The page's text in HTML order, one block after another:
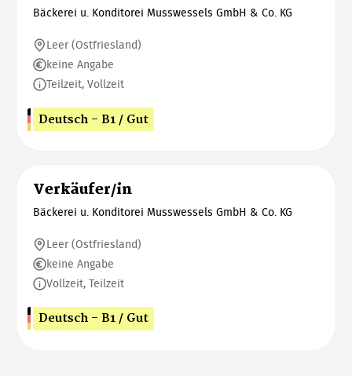
Bäckerei u. Konditorei Musswessels GmbH & Co. KG
Leer (Ostfriesland)
keine Angabe
Teilzeit, Vollzeit
Deutsch - B1 / Gut
Verkäufer/in
Bäckerei u. Konditorei Musswessels GmbH & Co. KG
Leer (Ostfriesland)
keine Angabe
Vollzeit, Teilzeit
Deutsch - B1 / Gut